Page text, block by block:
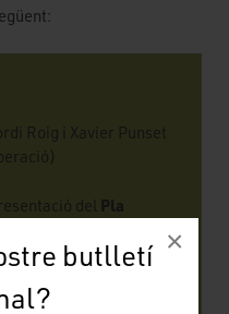
butlletí ×
Roig i Xavier Punset
del Pla